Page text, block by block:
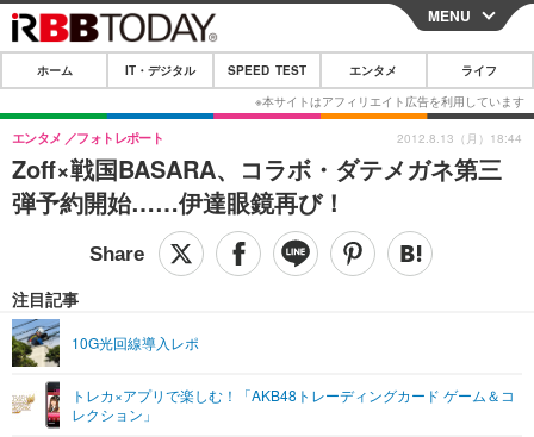
CLOSE
ホーム
IT・デジタル
IT・デジタルTOP スマートフォン
ショッピング その他
SPEED TEST
エンタメTOP 映画・ドラマ
グラビア
ライフTOP
その他
リリース一覧
プッシュ通知の停止方法
MENU
ホーム IT・デジタル SPEED TEST エンタメ ライフ
Zoff×戦国BASARA、コラボ・ダテメガネ第三
弾予約開始……伊達眼鏡再び！
エンタメ フォトレポート
注目記事
10G光回線導入レポ
トレカ×アプリで楽しむ！「AKB48トレーディングカード ゲーム＆コ
レクション」
2012.8.13（月）18:44